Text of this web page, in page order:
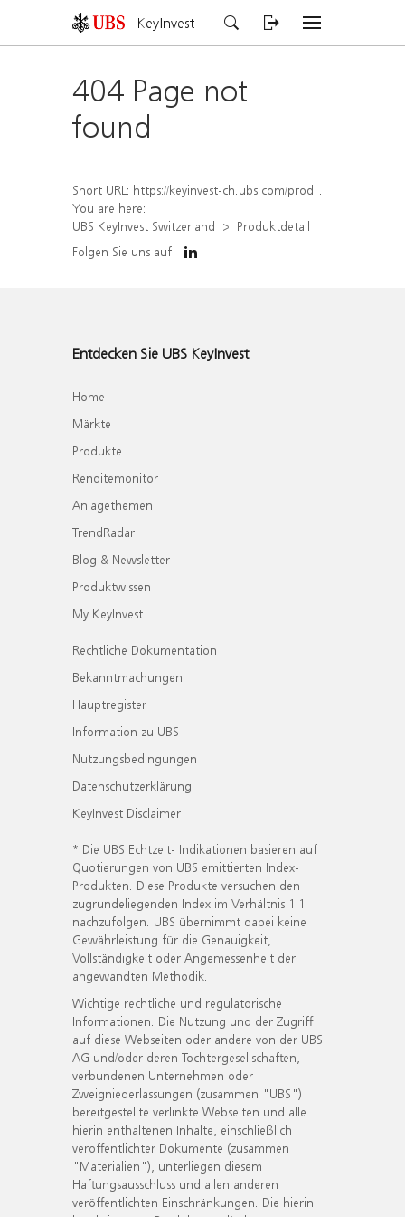
KeyInvest
404 Page not
found
Short URL: https://keyinvest-ch.ubs.com/produkt/detail/index/isin/CH1577908242
You are here:
UBS KeyInvest Switzerland
Produktdetail
Folgen Sie uns auf
Entdecken Sie UBS KeyInvest
Home
Märkte
Produkte
Renditemonitor
Anlagethemen
TrendRadar
Blog & Newsletter
Produktwissen
My KeyInvest
Rechtliche Dokumentation
Bekanntmachungen
Hauptregister
Information zu UBS
Nutzungsbedingungen
Datenschutzerklärung
KeyInvest Disclaimer
* Die UBS Echtzeit- Indikationen basieren auf
Quotierungen von UBS emittierten Index-
Produkten. Diese Produkte versuchen den
zugrundeliegenden Index im Verhältnis 1:1
nachzufolgen. UBS übernimmt dabei keine
Gewährleistung für die Genauigkeit,
Vollständigkeit oder Angemessenheit der
angewandten Methodik.
Wichtige rechtliche und regulatorische
Informationen. Die Nutzung und der Zugriff
auf diese Webseiten oder andere von der UBS
AG und/oder deren Tochtergesellschaften,
verbundenen Unternehmen oder
Zweigniederlassungen (zusammen "UBS")
bereitgestellte verlinkte Webseiten und alle
hierin enthaltenen Inhalte, einschließlich
veröffentlichter Dokumente (zusammen
"Materialien"), unterliegen diesem
Haftungsausschluss und allen anderen
veröffentlichten Einschränkungen. Die hierin